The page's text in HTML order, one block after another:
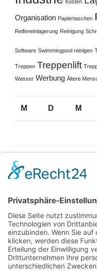
Kosten
Organisation Papiertaschen
Reifeneinlagerung Reinigung
Software Swimmingpool reinigen
Treppen Treppenlift
Wasser Werbung Ältere
M D M
10 11 12
17 18 19
24 25 26
31